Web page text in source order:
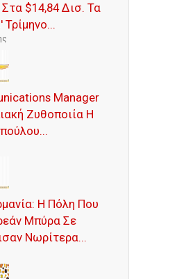
$14,84 Δισ. Τα
Manager
Ζυθοποιία Η
Η Πόλη Που
Μπύρα Σε
Νωρίτερα...